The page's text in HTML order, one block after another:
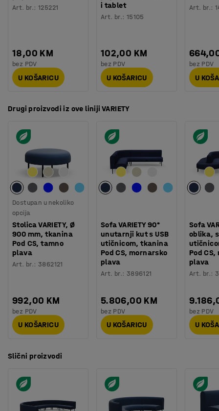
Art. br.:125221
18,00 KM
bez PDV
U KOŠARICU
i tablet
Art. br.: 15105
102,00 KM
bez PDV
U KOŠARICU
Art. br.:
bez PDV
U
Drugi proizvodi iz ove liniji VARIETY
Dostupan u nekoliko
opcija
Stolica VARIETY, Ø
900 mm, tkanina
Pod CS, tamno
plava
Art. br.:3862121
992,00 KM
bez PDV
U KOŠARICU
Sofa VARIETY 90°
unutarnji kut s USB
utičnicom, tkanina
Pod CS, mornarsko
plava
Art. br.: 3896121
5.806,00 KM
bez PDV
U KOŠARICU
Sofa
oblika, s
Pod
plava
Art. br.:
bez PDV
U
Slični proizvodi